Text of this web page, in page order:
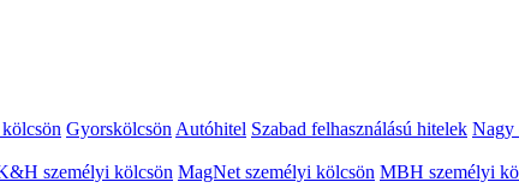
Gyorskölcsön Autóhitel Szabad felhasználású hitelek Nagy
személyi kölcsön MagNet személyi kölcsön MBH személyi